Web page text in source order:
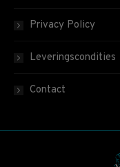
Privacy Policy
Leveringscondities
Contact